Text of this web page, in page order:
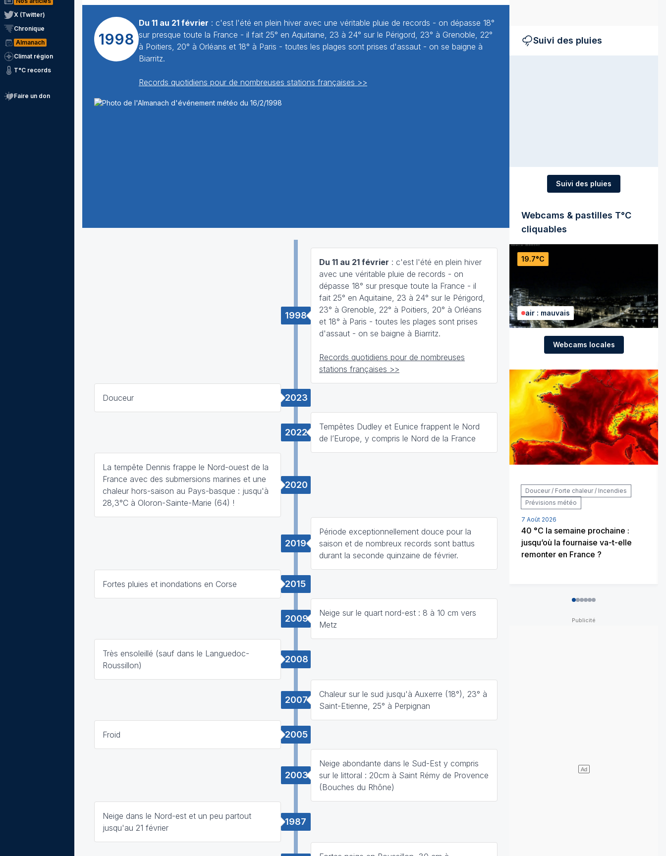
X (Twitter)
Chronique
Almanach
Climat région
T°C records
Faire un don
1998
Du 11 au 21 février : c'est l'été en plein hiver avec une véritable pluie de records - on dépasse 18°
sur presque toute la France - il fait 25° en Aquitaine, 23 à 24° sur le Périgord, 23° à Grenoble, 22°
à Poitiers, 20° à Orléans et 18° à Paris - toutes les plages sont prises d'assaut - on se baigne à
Biarritz.
Records quotidiens pour de nombreuses stations françaises >>
1998
Du 11 au 21 février : c'est l'été en plein hiver
avec une véritable pluie de records - on
dépasse 18° sur presque toute la France - il
fait 25° en Aquitaine, 23 à 24° sur le Périgord,
23° à Grenoble, 22° à Poitiers, 20° à Orléans
et 18° à Paris - toutes les plages sont prises
d'assaut - on se baigne à Biarritz.
Records quotidiens pour de nombreuses
stations françaises >>
2023
Douceur
2022
Tempêtes Dudley et Eunice frappent le Nord
de l’Europe, y compris le Nord de la France
2020
La tempête Dennis frappe le Nord-ouest de la
France avec des submersions marines et une
chaleur hors-saison au Pays-basque : jusqu'à
28,3°C à Oloron-Sainte-Marie (64) !
2019
Période exceptionnellement douce pour la
saison et de nombreux records sont battus
durant la seconde quinzaine de février.
2015
Fortes pluies et inondations en Corse
2009
Neige sur le quart nord-est : 8 à 10 cm vers
Metz
2008
Très ensoleillé (sauf dans le Languedoc-
Roussillon)
2007
Chaleur sur le sud jusqu'à Auxerre (18°), 23° à
Saint-Etienne, 25° à Perpignan
2005
Froid
2003
Neige abondante dans le Sud-Est y compris
sur le littoral : 20cm à Saint Rémy de Provence
(Bouches du Rhône)
1987
Neige dans le Nord-est et un peu partout
jusqu'au 21 février
Suivi des pluies
Suivi des pluies
Webcams & pastilles T°C
cliquables
19.7°C
air : mauvais
Webcams locales
Douceur / Forte chaleur / Incendies
Prévisions météo
7 Août 2026
40 °C la semaine prochaine :
jusqu’où la fournaise va-t-elle
remonter en France ?
012345